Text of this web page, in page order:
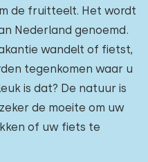
de fruitteelt. Het wordt
Nederland genoemd.
wandelt of fietst,
tegenkomen waar u
is dat? De natuur is
de moeite om uw
of uw fiets te